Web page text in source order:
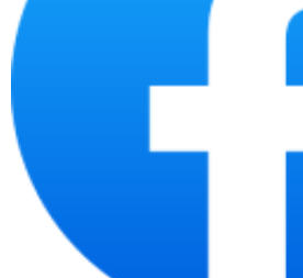
danh mục laptop chính hãng nói
chuyên sâu phù hợp hơn khi cần
hợp với ai?